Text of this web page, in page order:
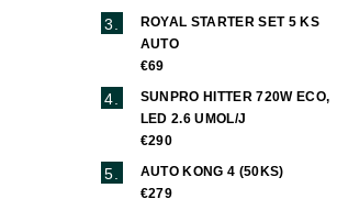
ROYAL STARTER SET 5 KS
AUTO
€69
SUNPRO HITTER 720W ECO,
LED 2.6 UMOL/J
€290
AUTO KONG 4 (50KS)
€279